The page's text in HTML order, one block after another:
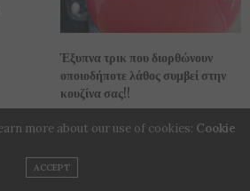
Έξυπνα τρικ που διορθώνουν
οποιοδήποτε λάθος συμβεί στην
κουζίνα σας!!
more about our use of cookies: Cookie
ACCEPT